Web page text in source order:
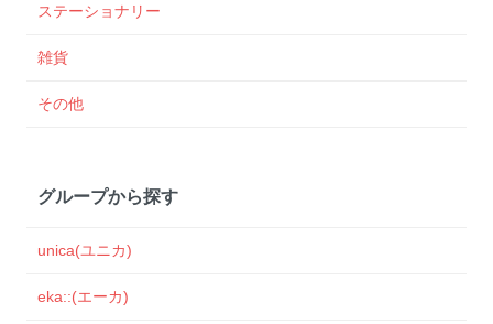
ステーショナリー
雑貨
その他
グループから探す
unica(ユニカ)
eka::(エーカ)